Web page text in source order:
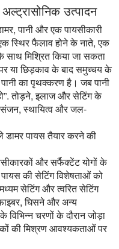
उत्पादन
पानी और एक पायसीकारी
स्थिर फैलाव होने के नाते, एक
मिश्रित किया जा सकता
पर या छिड़काव के बाद समुच्चय के
का पृथक्करण है। जब पानी
तोड़ने, इलाज और सेटिंग के
स्थायित्व और जल-
डामर पायस तैयार करने की
और सर्फैक्टेंट योगों के
की सेटिंग विशेषताओं को
सेटिंग और त्वरित सेटिंग
घिसने और अन्य
चरणों के दौरान जोड़ा
की मिश्रण आवश्यकताओं पर